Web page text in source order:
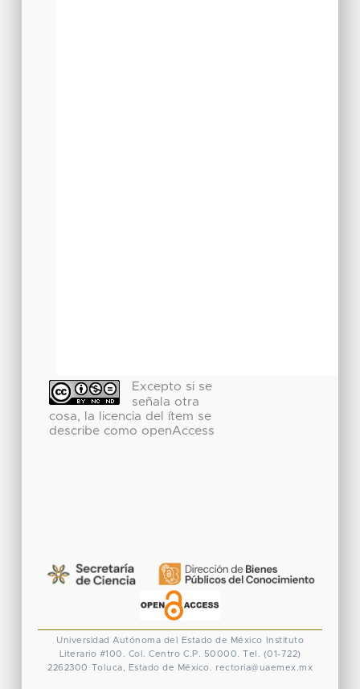
Excepto si se
señala otra
cosa, la licencia del ítem se
describe como openAccess
Universidad Autónoma del Estado de México
Instituto
Literario #100. Col. Centro C.P. 50000. Tel. (01-722)
2262300 Toluca, Estado de México. rectoria@uaemex.mx